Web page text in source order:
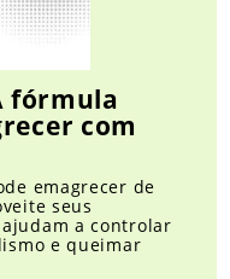
fórmula
com
emagrecer de
seus
a controlar
e queimar